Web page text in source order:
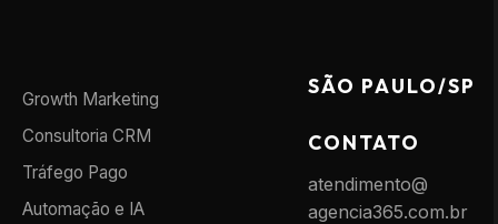
Growth Marketing
Consultoria CRM
Tráfego Pago
Automação e IA
SÃO PAULO/SP
CONTATO
atendimento@
agencia365.com.br